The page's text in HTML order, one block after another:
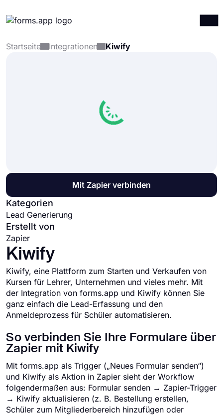
Produkte
Startseite Integrationen Kiwify
Mit Zapier verbinden
Kategorien
Lead Generierung
Erstellt von
Zapier
Kiwify
Kiwify, eine Plattform zum Starten und Verkaufen von
Kursen für Lehrer, Unternehmen und vieles mehr. Mit
der Integration von forms.app und Kiwify können Sie
ganz einfach die Lead-Erfassung und den
Anmeldeprozess für Schüler automatisieren.
So verbinden Sie Ihre Formulare über
Zapier mit Kiwify
Mit forms.app als Trigger („Neues Formular senden“)
und Kiwify als Aktion in Zapier sieht der Workflow
folgendermaßen aus: Formular senden → Zapier-Trigger
→ Kiwify aktualisieren (z. B. Bestellung erstellen,
Schüler zum Mitgliederbereich hinzufügen oder